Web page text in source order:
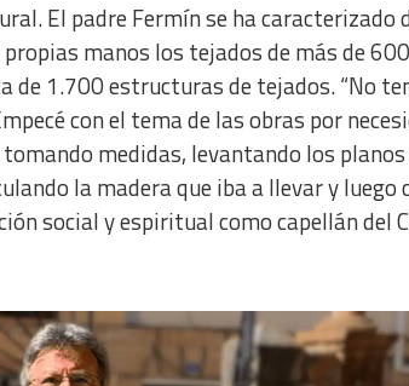
El padre Fermín se ha
manos los tejados de más de
de 1.700 estructuras de tejados. “No
con el tema de las obras por
medidas, levantando los
la madera que iba a llevar y
social y espiritual como capellán del